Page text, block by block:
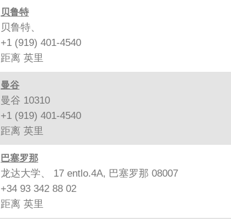
贝鲁特
贝鲁特、
+1 (919) 401-4540
距离 英里
曼谷
曼谷 10310
+1 (919) 401-4540
距离 英里
巴塞罗那
龙达大学、 17 entlo.4A, 巴塞罗那 08007
+34 93 342 88 02
距离 英里